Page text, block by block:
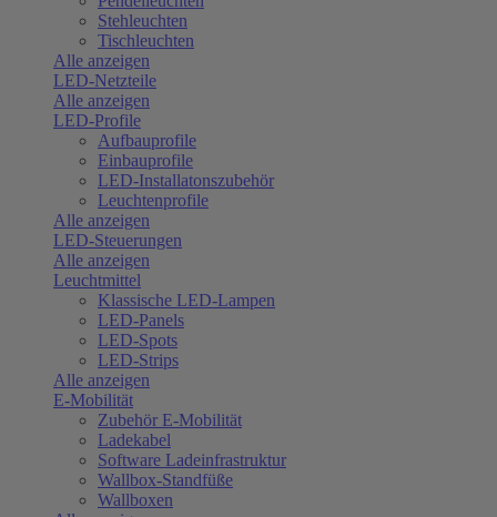
Stehleuchten
Tischleuchten
Alle anzeigen
LED-Netzteile
Alle anzeigen
LED-Profile
Aufbauprofile
Einbauprofile
LED-Installatonszubehör
Leuchtenprofile
Alle anzeigen
LED-Steuerungen
Alle anzeigen
Leuchtmittel
Klassische LED-Lampen
LED-Panels
LED-Spots
LED-Strips
Alle anzeigen
E-Mobilität
Zubehör E-Mobilität
Ladekabel
Software Ladeinfrastruktur
Wallbox-Standfüße
Wallboxen